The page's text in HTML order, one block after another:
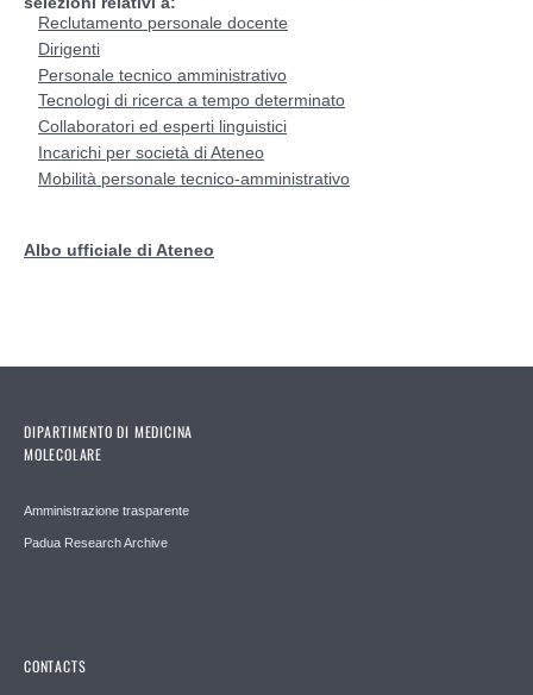
Tecnologi di ricerca a tempo determinato
Collaboratori ed esperti linguistici
Incarichi per società di Ateneo
Reclutamento personale docente
Dirigenti
Personale tecnico amministrativo
Tecnologi di ricerca a tempo determinato
Collaboratori ed esperti linguistici
Incarichi per società di Ateneo
Mobilità personale tecnico-amministrativo
Albo ufficiale di Ateneo
DIPARTIMENTO DI MEDICINA
MOLECOLARE
Amministrazione trasparente
Padua Research Archive
CONTACTS